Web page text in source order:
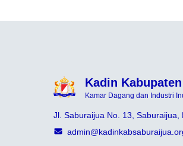
Kadin
Kamar Dagang dan Industri
Jl. Saburaijua No. 13, Saburaijua,